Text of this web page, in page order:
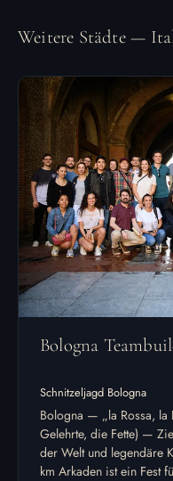
Weitere Städte —
Bologna
Schnitzeljagd Bologna
Bologna — „la Rossa, la
Gelehrte, die Fette) —
der Welt und legendäre
km Arkaden ist ein Fest